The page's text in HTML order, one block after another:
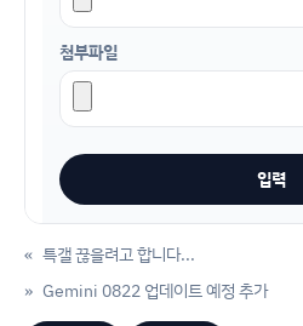
첨부파일
« 특갤 끊을려고 합니다...
Gemini 0822 업데이트 예정 추가
»